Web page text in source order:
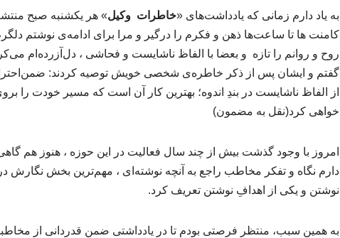
به یاد دارم زمانی که یادداشت‌های «خاطرات وکیل» هر یکشنبه صبح
کامنت ها تا ساعت‌ها ذهن و فکرم را درگیر و مرا برای ادامه‌ی نوشتم
روح و روانم را تازه و بعضا با الفاظ ناشایست و فحاشی ، دل‌آزرده‌ام
گفتم و ایشان پس از ذکر خاطره‌ی شخصی خویش توصیه کردند:
از الفاظ ناشایست در بندِ اندوه؛ بهترین کار آن است که مسیر خودت را
خواهی کرد(نقل به مضمون)
امروز با وجود گذشت بیش از چند سال فعالیت در این حوزه ، هنوز هم
دارم نگاه و تفکر مخاطب راجع به آنچه نوشته‌ای ، مهم‌ترین بخش
نوشتن و یکی از اهدافِ نوشتن تعریف کرد.
به همین سبب، منتظر فرصتی بودم تا در یادداشتی ضمن قدردانی از